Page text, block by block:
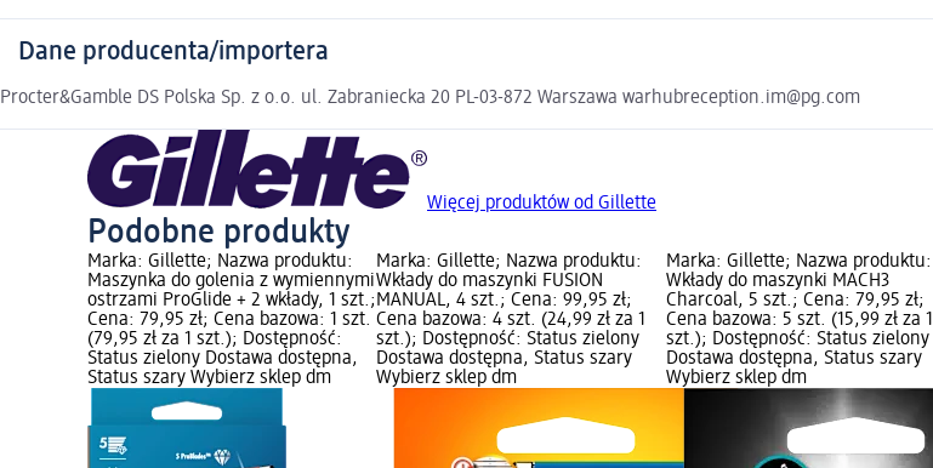
Dane producenta/importera
Procter&Gamble DS Polska Sp. z o.o. ul. Zabraniecka 20 PL-03-872 Warszawa warhubreception.im@pg.com
Więcej produktów od Gillette
Podobne produkty
Marka: Gillette; Nazwa produktu:
Maszynka do golenia z wymiennymi
ostrzami ProGlide + 2 wkłady, 1 szt.;
Cena: 79,95 zł; Cena bazowa: 1 szt.
(79,95 zł za 1 szt.); Dostępność:
Status zielony Dostawa dostępna,
Status szary Wybierz sklep dm
Marka: Gillette; Nazwa produktu:
Wkłady do maszynki FUSION
MANUAL, 4 szt.; Cena: 99,95 zł;
Cena bazowa: 4 szt. (24,99 zł za 1
szt.); Dostępność: Status zielony
Dostawa dostępna, Status szary
Wybierz sklep dm
Marka: Gillette; Nazwa produktu:
Wkłady do maszynki MACH3
Charcoal, 5 szt.; Cena: 79,95 zł;
Cena bazowa: 5 szt. (15,99 zł za 1
szt.); Dostępność: Status zielony
Dostawa dostępna, Status szary
Wybierz sklep dm